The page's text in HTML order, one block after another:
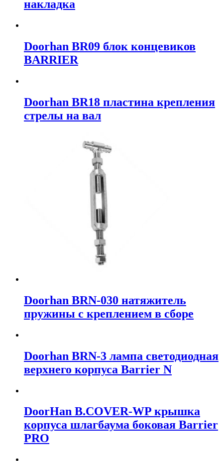
накладка
Doorhan BR09 блок концевиков
BARRIER
Doorhan BR18 пластина крепления
стрелы на вал
Doorhan BRN-030 натяжитель
пружины с креплением в сборе
Doorhan BRN-3 лампа светодиодная
верхнего корпуса Barrier N
DoorHan B.COVER-WP крышка
корпуса шлагбаума боковая Barrier
PRO